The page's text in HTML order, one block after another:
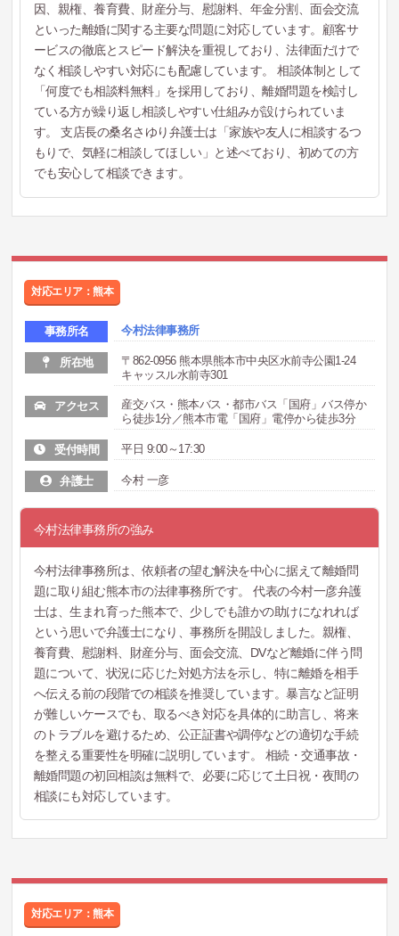
因、親権、養育費、財産分与、慰謝料、年金分割、面会交流
といった離婚に関する主要な問題に対応しています。顧客サ
ービスの徹底とスピード解決を重視しており、法律面だけで
なく相談しやすい対応にも配慮しています。 相談体制として
「何度でも相談料無料」を採用しており、離婚問題を検討し
ている方が繰り返し相談しやすい仕組みが設けられていま
す。 支店長の桑名さゆり弁護士は「家族や友人に相談するつ
もりで、気軽に相談してほしい」と述べており、初めての方
でも安心して相談できます。
対応エリア：熊本
事務所名 今村法律事務所
所在地
〒862-0956 熊本県熊本市中央区水前寺公園1-24
キャッスル水前寺301
アクセス
産交バス・熊本バス・都市バス「国府」バス停か
ら徒歩1分／熊本市電「国府」電停から徒歩3分
受付時間 平日 9:00～17:30
弁護士 今村 一彦
今村法律事務所の強み
今村法律事務所は、依頼者の望む解決を中心に据えて離婚問
題に取り組む熊本市の法律事務所です。 代表の今村一彦弁護
士は、生まれ育った熊本で、少しでも誰かの助けになれれば
という思いで弁護士になり、事務所を開設しました。親権、
養育費、慰謝料、財産分与、面会交流、DVなど離婚に伴う問
題について、状況に応じた対処方法を示し、特に離婚を相手
へ伝える前の段階での相談を推奨しています。暴言など証明
が難しいケースでも、取るべき対応を具体的に助言し、将来
のトラブルを避けるため、公正証書や調停などの適切な手続
を整える重要性を明確に説明しています。 相続・交通事故・
離婚問題の初回相談は無料で、必要に応じて土日祝・夜間の
相談にも対応しています。
対応エリア：熊本